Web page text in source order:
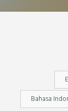
Bahasa